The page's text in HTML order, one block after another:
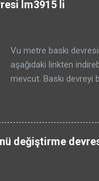
şeması, hex kodu,
sürücüleri) aşağıdaki
programının kaynak ...
lm3915 li
Vu metre baskı
aşağıdaki linkten
mevcut. Baskı devreyi
vumetrenin
sinyalini doğrudan
direnç değerini
ayarlayabilirsiniz. Kart
değiştirme